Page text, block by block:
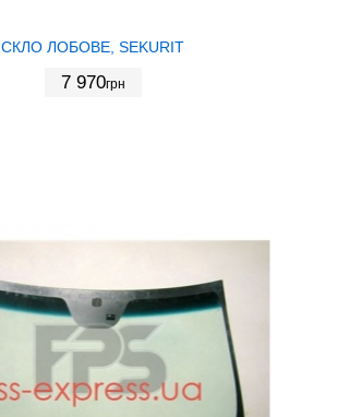
СКЛО ЛОБОВЕ, SEKURIT
7 970грн